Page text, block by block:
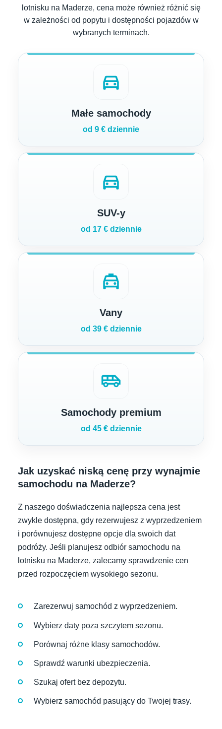
lotnisku na Maderze, cena może również różnić się
w zależności od popytu i dostępności pojazdów w
wybranych terminach.
directions_car
Małe samochody
od 9 € dziennie
directions_car
SUV-y
od 17 € dziennie
local_taxi
Vany
od 39 € dziennie
airport_shuttle
Samochody premium
od 45 € dziennie
Jak uzyskać niską cenę przy wynajmie
samochodu na Maderze?
Z naszego doświadczenia najlepsza cena jest
zwykle dostępna, gdy rezerwujesz z wyprzedzeniem
i porównujesz dostępne opcje dla swoich dat
podróży. Jeśli planujesz odbiór samochodu na
lotnisku na Maderze, zalecamy sprawdzenie cen
przed rozpoczęciem wysokiego sezonu.
Zarezerwuj samochód z wyprzedzeniem.
Wybierz daty poza szczytem sezonu.
Porównaj różne klasy samochodów.
Sprawdź warunki ubezpieczenia.
Szukaj ofert bez depozytu.
Wybierz samochód pasujący do Twojej trasy.